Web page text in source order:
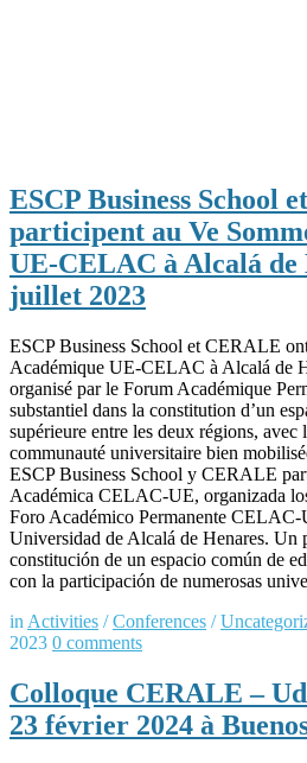
ESCP Business School
participent au Ve
UE-CELAC à Alcalá de
juillet 2023
ESCP Business School et CERALE
Académique UE-CELAC à Alcalá de
organisé par le Forum Académique
substantiel dans la constitution d’un
supérieure entre les deux régions, avec
communauté universitaire bien
ESCP Business School y CERALE
Académica CELAC-UE, organizada
Foro Académico Permanente CELAC-
Universidad de Alcalá de Henares. Un
constitución de un espacio común de
con la participación de numerosas
in Activities /Conferences /
2023 0 comments
Colloque CERALE –
23 février 2024 à